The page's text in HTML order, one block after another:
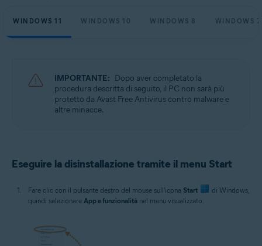
WINDOWS 11 WINDOWS 10 WINDOWS 8 WINDOWS 7
IMPORTANTE: Dopo aver completato la
procedura descritta di seguito, il PC non sarà più
protetto da Avast Free Antivirus contro malware e
altre minacce.
Eseguire la disinstallazione tramite il menu Start
Fare clic con il pulsante destro del mouse sull'icona Start
di Windows,
quindi selezionare App e funzionalità nel menu visualizzato.